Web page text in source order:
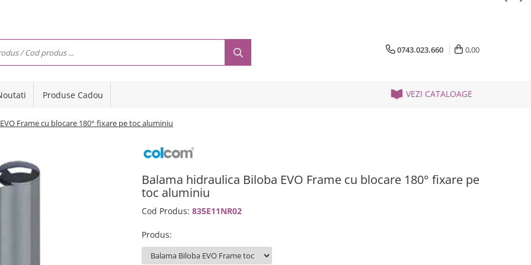
0743.023.660 0,00
Produse Cadou VEZI CATALOAGE
Frame cu blocare 180° fixare pe toc aluminiu
Balama hidraulica Biloba EVO Frame cu blocare 180° fixare pe
toc aluminiu
Cod Produs: 835E11NR02
Produs: